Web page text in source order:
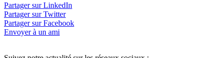
Partager sur LinkedIn
Partager sur Twitter
Partager sur Facebook
Envoyer à un ami